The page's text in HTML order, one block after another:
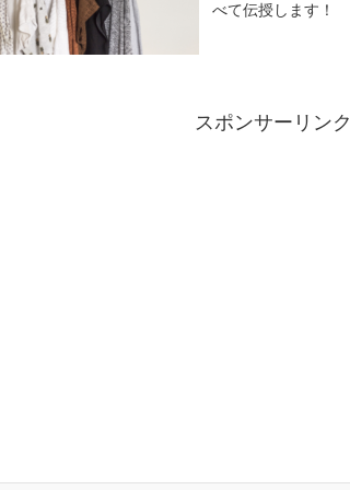
べて伝授します！
スポンサーリンク